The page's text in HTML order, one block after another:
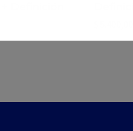
Definición